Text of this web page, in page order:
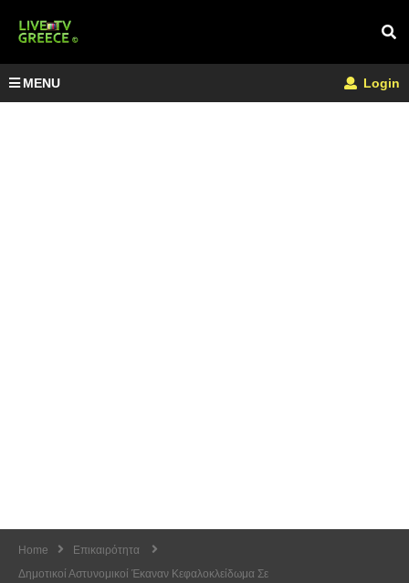
MENU Login
Home
Επικαιρότητα
Δημοτικοί Αστυνομικοί Έκαναν Κεφαλοκλείδωμα Σε